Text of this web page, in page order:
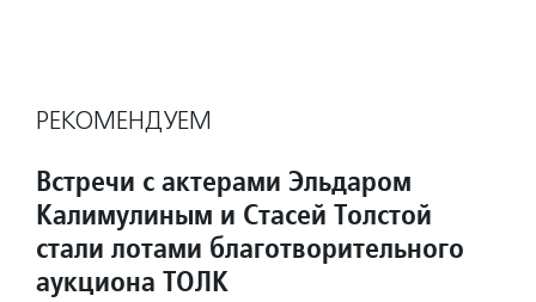
РЕКОМЕНДУЕМ
Встречи с актерами Эльдаром
Калимулиным и Стасей Толстой
стали лотами благотворительного
аукциона ТОЛК